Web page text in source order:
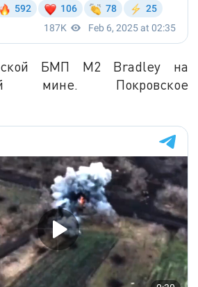
БМП M2 Bradley на
мине. Покровское